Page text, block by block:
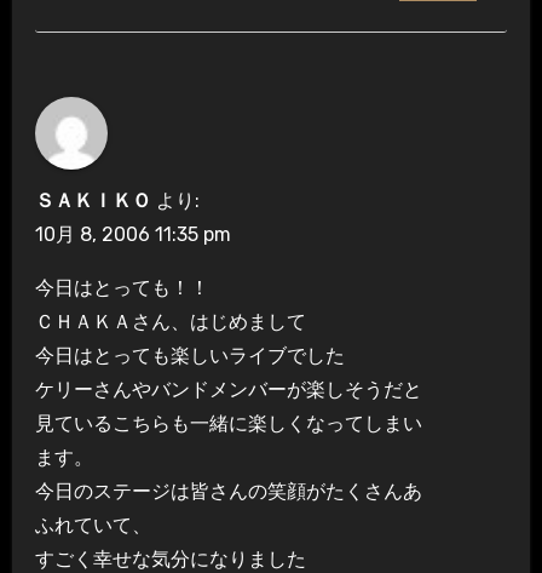
ＳＡＫＩＫＯ より:
10月 8, 2006 11:35 pm
今日はとっても！！
ＣＨＡＫＡさん、はじめまして
今日はとっても楽しいライブでした
ケリーさんやバンドメンバーが楽しそうだと
見ているこちらも一緒に楽しくなってしまい
ます。
今日のステージは皆さんの笑顔がたくさんあ
ふれていて、
すごく幸せな気分になりました